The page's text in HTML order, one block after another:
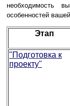
необходимость
особенностей
Этап
"Подготовка к
проекту"